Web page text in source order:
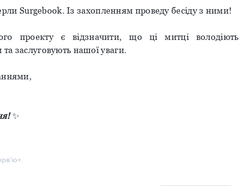
Surgebook. Із захопленням проведу бесіду з ними!
проекту є відзначити, що ці митці володіють
заслуговують нашої уваги.
✨